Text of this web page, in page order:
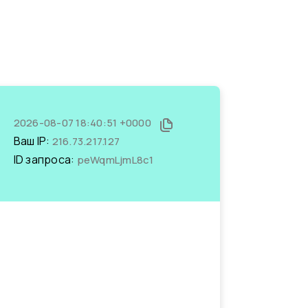
2026-08-07 18:40:51 +0000
Ваш IP: 216.73.217.127
ID запроса: peWqmLjmL8c1